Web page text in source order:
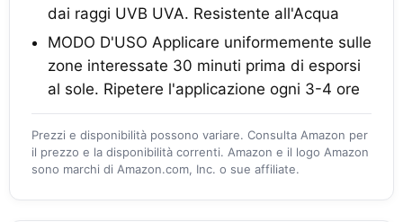
dai raggi UVB UVA. Resistente all'Acqua
MODO D'USO Applicare uniformemente sulle
zone interessate 30 minuti prima di esporsi
al sole. Ripetere l'applicazione ogni 3-4 ore
Prezzi e disponibilità possono variare. Consulta Amazon per
il prezzo e la disponibilità correnti. Amazon e il logo Amazon
sono marchi di Amazon.com, Inc. o sue affiliate.